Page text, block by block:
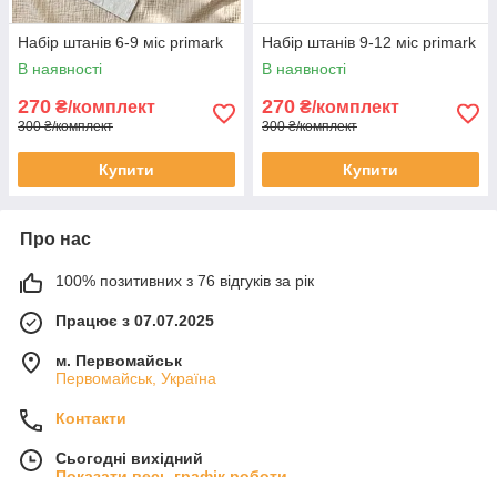
Набір штанів 6-9 міс primark
В наявності
270 ₴/комплект
300 ₴/комплект
Купити
Набір штанів 9-12 міс primark
В наявності
270 ₴/комплект
300 ₴/комплект
Купити
Про нас
100% позитивних з 76 відгуків за рік
Працює з 07.07.2025
м. Первомайськ
Первомайськ, Україна
Контакти
Сьогодні вихідний